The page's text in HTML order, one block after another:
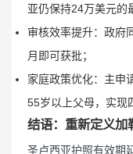
亚仍保持24万美元的
审核效率提升：政府
月即可获批；
家庭政策优化：主申
55岁以上父母，实现
结语：重新定义加
圣卢西亚护照有效期